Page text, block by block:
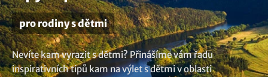
pro rodiny s dětmi
Nevíte kam vyrazit s dětmi? Přinášíme vám řadu
inspirativních tipů kam na výlet s dětmi v oblasti